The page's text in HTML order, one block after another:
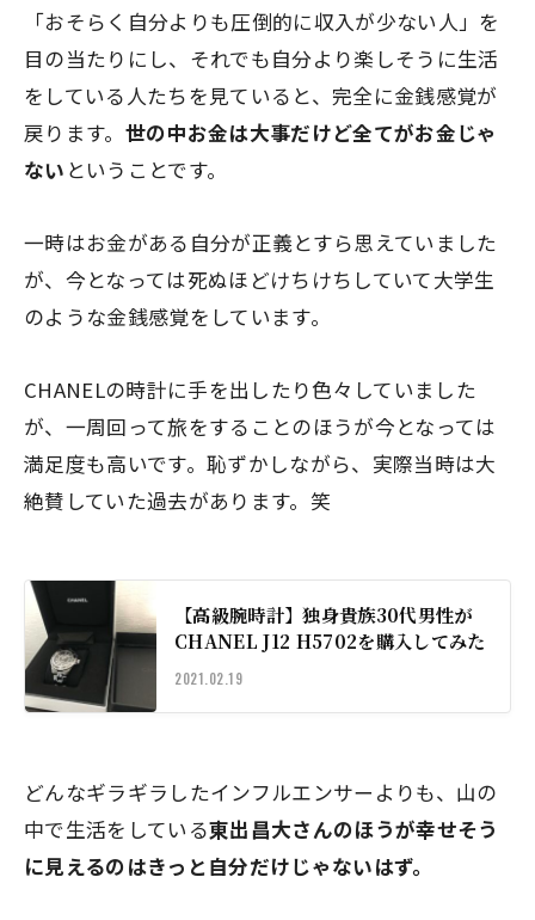
「おそらく自分よりも圧倒的に収入が少ない人」を
目の当たりにし、それでも自分より楽しそうに生活
をしている人たちを見ていると、完全に金銭感覚が
戻ります。 世の中お金は大事だけど全てがお金じゃ
ない ということです。
一時はお金がある自分が正義とすら思えていました
が、今となっては死ぬほどけちけちしていて大学生
のような金銭感覚をしています。
CHANELの時計に手を出したり色々していました
が、一周回って旅をすることのほうが今となっては
満足度も高いです。恥ずかしながら、実際当時は大
絶賛していた過去があります。笑
【高級腕時計】独身貴族30代男性が
CHANEL J12 H5702を購入してみた
2021.02.19
どんなギラギラしたインフルエンサーよりも、山の
中で生活をしている東出昌大さんのほうが幸せそう
に見えるのはきっと自分だけじゃないはず。